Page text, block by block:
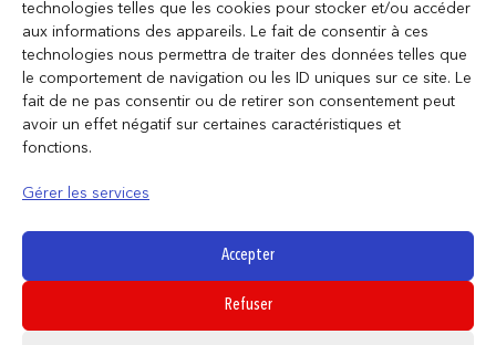
technologies telles que les cookies pour stocker et/ou accéder
aux informations des appareils. Le fait de consentir à ces
technologies nous permettra de traiter des données telles que
le comportement de navigation ou les ID uniques sur ce site. Le
fait de ne pas consentir ou de retirer son consentement peut
avoir un effet négatif sur certaines caractéristiques et
fonctions.
Gérer les services
Accepter
Refuser